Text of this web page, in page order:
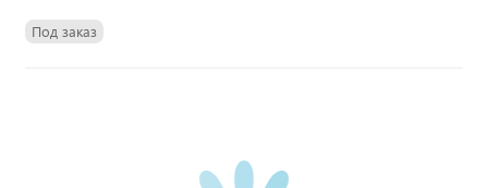
Под заказ